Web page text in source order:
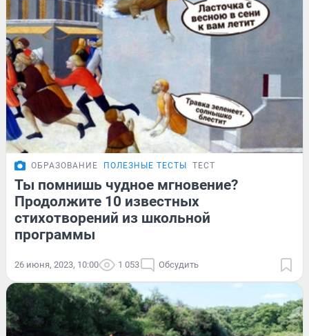
ОБРАЗОВАНИЕ ПОЛЕЗНЫЕ ТЕСТЫ ТЕСТ
Ты помнишь чудное мгновение?
Продолжите 10 известных
стихотворений из школьной
программы
26 июня, 2023, 10:00 1 053 Обсудить